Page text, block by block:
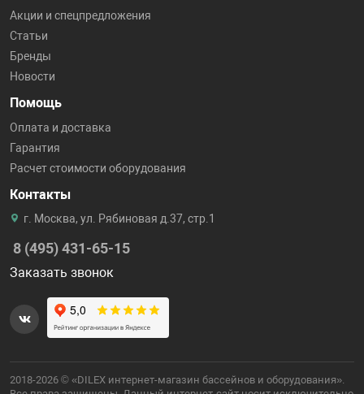
Акции и спецпредложения
Статьи
Бренды
Новости
Помощь
Оплата и доставка
Гарантия
Расчет стоимости оборудования
Контакты
г. Москва, ул. Рябиновая д.37, стр.1
8 (495) 431-65-15
Заказать звонок
2018-2026 © «DILEX интернет-магазин бассейнов и оборудования».